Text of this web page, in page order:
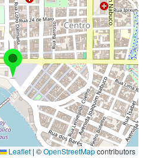
Leaflet | ©OpenStreetMapcontributors